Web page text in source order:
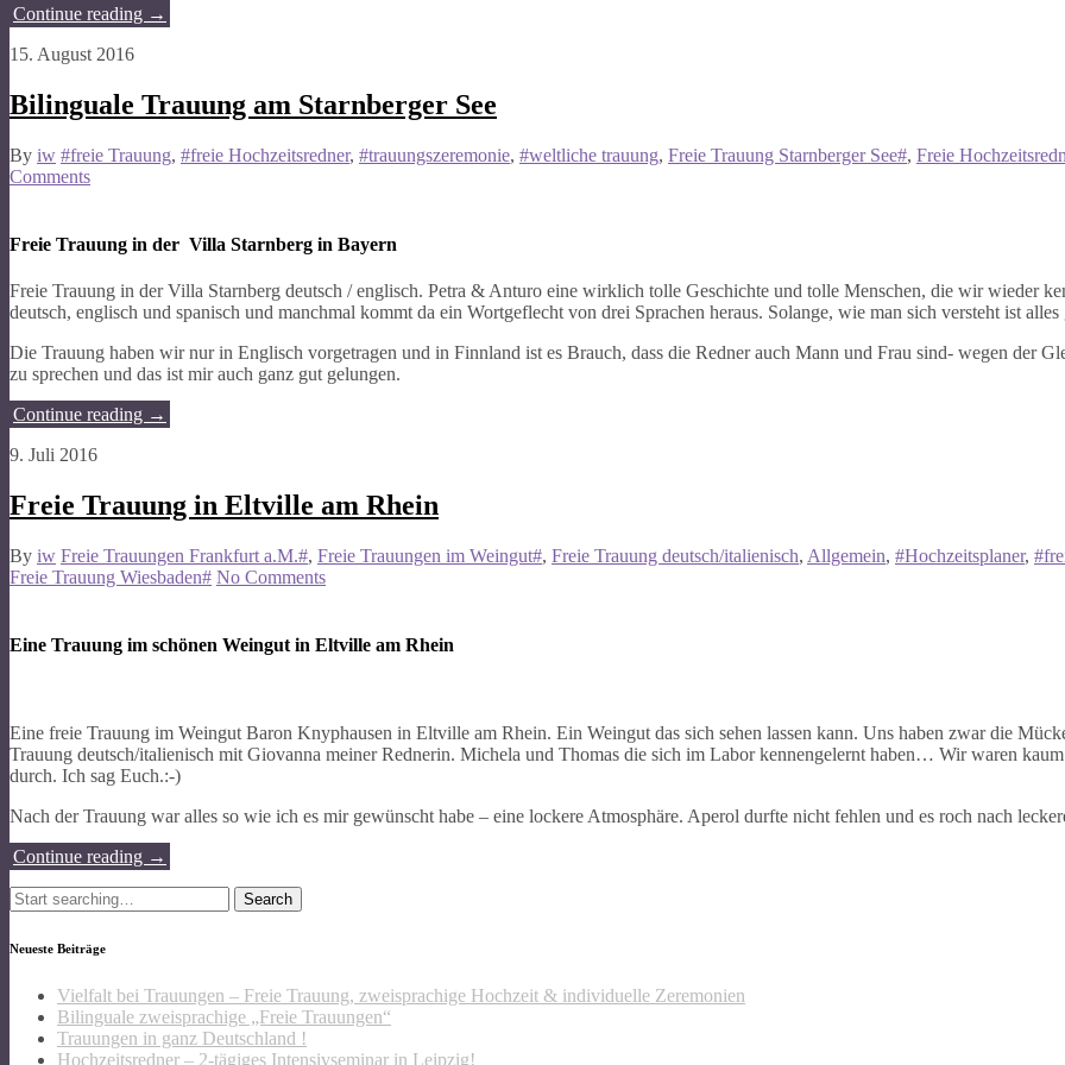
Continue reading →
15. August 2016
Bilinguale Trauung am Starnberger See
By iw #freie Trauung, #freie Hochzeitsredner, #trauungszeremonie, #weltliche trauung, Freie Trauung Starnberger See#, Freie
Comments
Freie Trauung in der Villa Starnberg in Bayern
Freie Trauung in der Villa Starnberg deutsch / englisch. Petra & Anturo eine wirklich tolle Geschichte und tolle Menschen, die wir wieder
deutsch, englisch und spanisch und manchmal kommt da ein Wortgeflecht von drei Sprachen heraus. Solange, wie man sich versteht ist alles
Die Trauung haben wir nur in Englisch vorgetragen und in Finnland ist es Brauch, dass die Redner auch Mann und Frau sind- wegen der
zu sprechen und das ist mir auch ganz gut gelungen.
Continue reading →
9. Juli 2016
Freie Trauung in Eltville am Rhein
By iw Freie Trauungen Frankfurt a.M.#, Freie Trauungen im Weingut#, Freie Trauung deutsch/italienisch, Allgemein, #Hochzeitsplaner,
Freie Trauung Wiesbaden# No Comments
Eine Trauung im schönen Weingut in Eltville am Rhein
Eine freie Trauung im Weingut Baron Knyphausen in Eltville am Rhein. Ein Weingut das sich sehen lassen kann. Uns haben zwar die
Trauung deutsch/italienisch mit Giovanna meiner Rednerin. Michela und Thomas die sich im Labor kennengelernt haben… Wir waren
durch. Ich sag Euch.:-)
Nach der Trauung war alles so wie ich es mir gewünscht habe – eine lockere Atmosphäre. Aperol durfte nicht fehlen und es roch nach
Continue reading →
Search
for:
Neueste Beiträge
Vielfalt bei Trauungen – Freie Trauung, zweisprachige Hochzeit & individuelle Zeremonien
Bilinguale zweisprachige „Freie Trauungen“
Trauungen in ganz Deutschland !
Hochzeitsredner – 2-tägiges Intensivseminar in Leipzig!